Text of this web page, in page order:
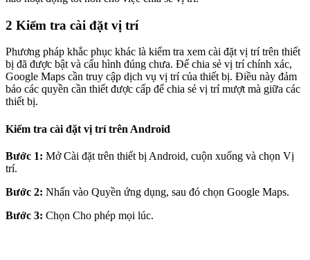
2 Kiểm tra cài đặt vị trí
Phương pháp khắc phục khác là kiểm tra xem cài đặt vị trí trên thiết
bị đã được bật và cấu hình đúng chưa. Để chia sẻ vị trí chính xác,
Google Maps cần truy cập dịch vụ vị trí của thiết bị. Điều này đảm
bảo các quyền cần thiết được cấp để chia sẻ vị trí mượt mà giữa các
thiết bị.
Kiểm tra cài đặt vị trí trên Android
Bước 1: Mở Cài đặt trên thiết bị Android, cuộn xuống và chọn Vị
trí.
Bước 2: Nhấn vào Quyền ứng dụng, sau đó chọn Google Maps.
Bước 3: Chọn Cho phép mọi lúc.